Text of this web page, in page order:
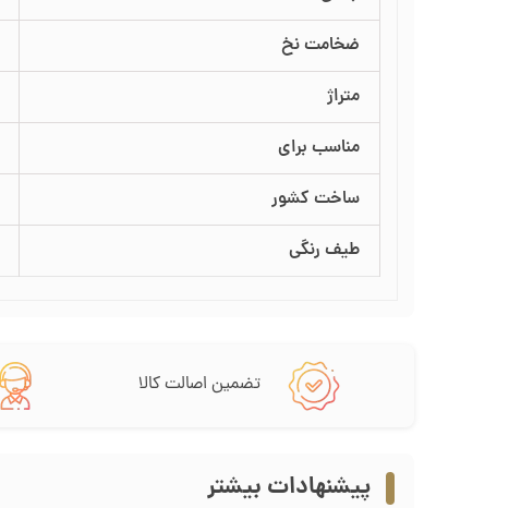
ضخامت نخ
متراژ
مناسب برای
ساخت کشور
طیف رنگی
تضمین اصالت کالا
پیشنهادات بیشتر